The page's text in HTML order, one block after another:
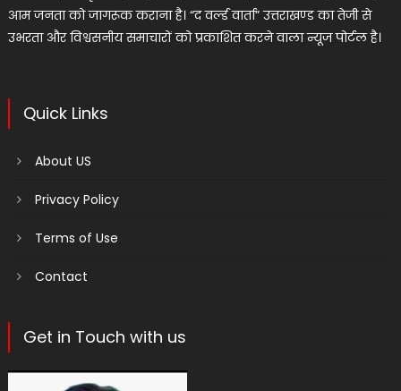
आम जनता को जागरूक कराना है। “द वर्ल्ड वार्ता” उत्तराखण्ड का तेजी से
उभरता और विश्वसनीय समाचारों को प्रकाशित करने वाला न्यूज पोर्टल है।
Quick Links
About US
Privacy Policy
Terms of Use
Contact
Get in Touch with us